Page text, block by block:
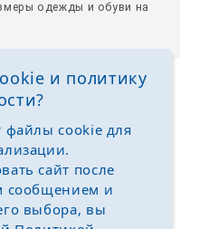
одежды и обуви на
и политику
файлы cookie для
сайт после
сообщением и
выбора, вы